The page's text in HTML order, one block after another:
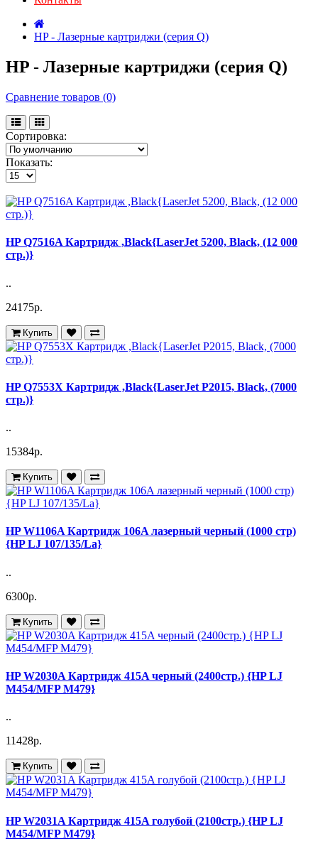
HP - Лазерные картриджи (серия Q)
HP - Лазерные картриджи (серия Q)
Сравнение товаров (0)
Сортировка:
Показать:
HP Q7516A Картридж ,Black{LaserJet 5200, Black, (12 000
стр.)}
..
24175р.
Купить
HP Q7553X Картридж ,Black{LaserJet P2015, Black, (7000
стр.)}
..
15384р.
Купить
HP W1106A Картридж 106A лазерный черный (1000 стр)
{HP LJ 107/135/La}
..
6300р.
Купить
HP W2030A Картридж 415A черный (2400стр.) {HP LJ
M454/MFP M479}
..
11428р.
Купить
HP W2031A Картридж 415A голубой (2100стр.) {HP LJ
M454/MFP M479}